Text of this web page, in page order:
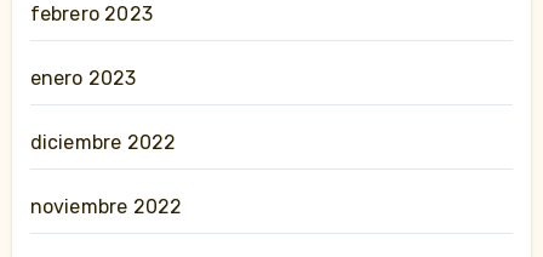
febrero 2023
enero 2023
diciembre 2022
noviembre 2022